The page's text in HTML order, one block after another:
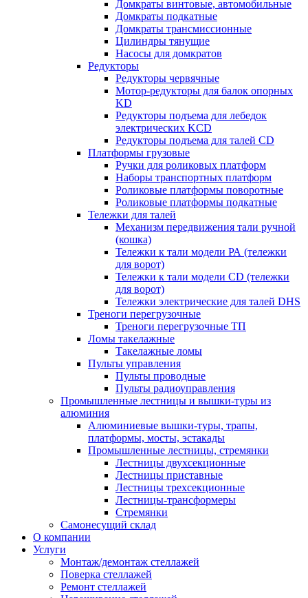
Домкраты винтовые, автомобильные
Домкраты подкатные
Домкраты трансмиссионные
Цилиндры тянущие
Насосы для домкратов
Редукторы
Редукторы червячные
Мотор-редукторы для балок опорных
KD
Редукторы подъема для лебедок
электрических KCD
Редукторы подъема для талей CD
Платформы грузовые
Ручки для роликовых платформ
Наборы транспортных платформ
Роликовые платформы поворотные
Роликовые платформы подкатные
Тележки для талей
Механизм передвижения тали ручной
(кошка)
Тележки к тали модели РА (тележки
для ворот)
Тележки к тали модели CD (тележки
для ворот)
Тележки электрические для талей DHS
Треноги перегрузочные
Треноги перегрузочные ТП
Ломы такелажные
Такелажные ломы
Пульты управления
Пульты проводные
Пульты радиоуправления
Промышленные лестницы и вышки-туры из
алюминия
Алюминиевые вышки-туры, трапы,
платформы, мосты, эстакады
Промышленные лестницы, стремянки
Лестницы двухсекционные
Лестницы приставные
Лестницы трехсекционные
Лестницы-трансформеры
Стремянки
Самонесущий склад
О компании
Услуги
Монтаж/демонтаж стеллажей
Поверка cтеллажей
Ремонт стеллажей